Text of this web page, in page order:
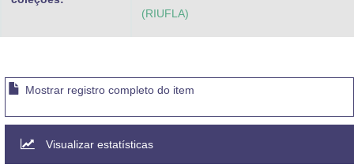
(RIUFLA)
Mostrar registro completo do item
Visualizar estatísticas